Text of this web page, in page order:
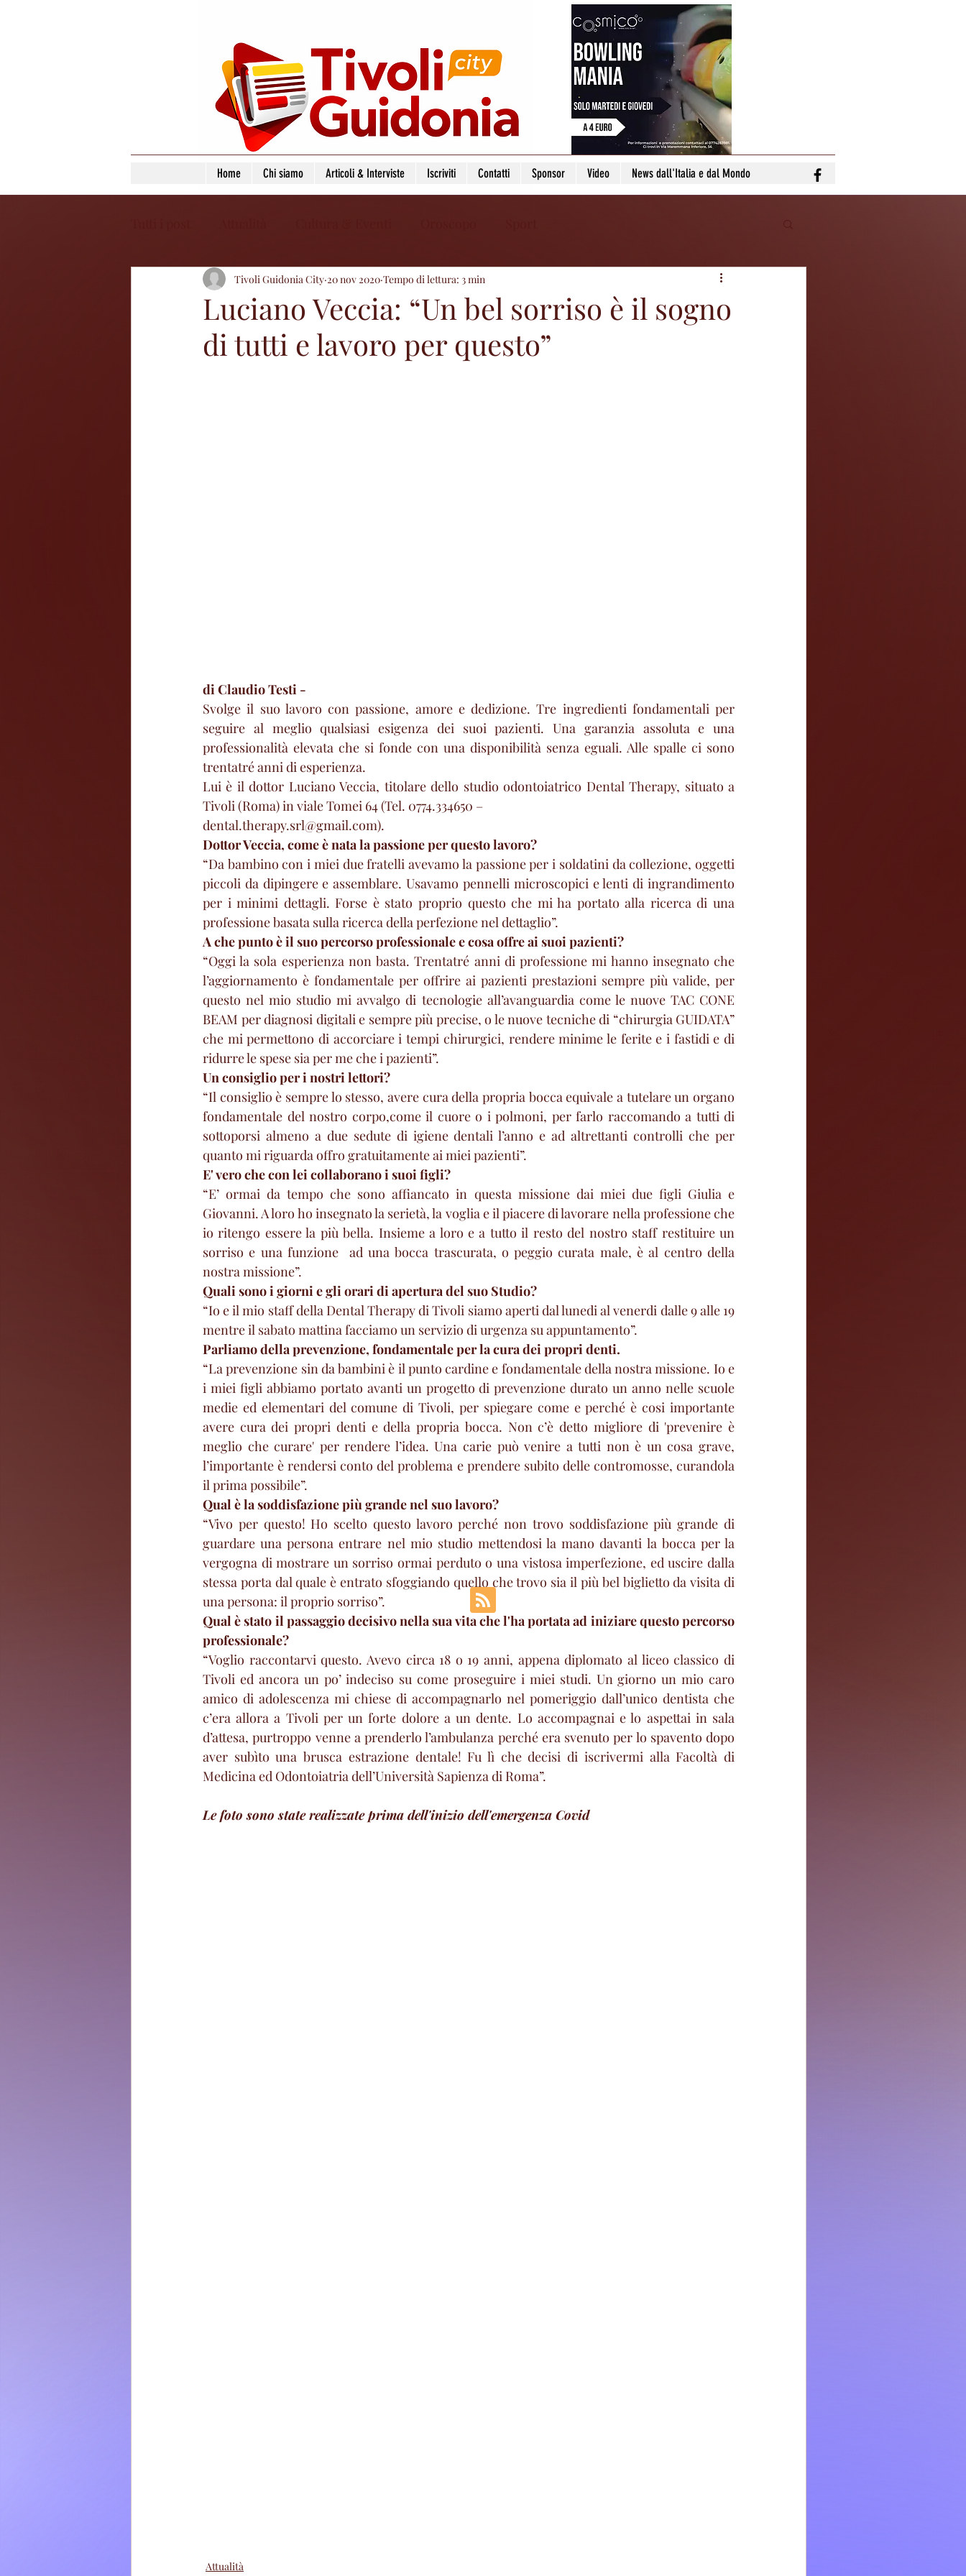
Home Chi siamo Articoli & Interviste Iscriviti Contatti Sponsor Video News dall'Italia e dal Mondo
Luciano Veccia: “Un bel sorriso è il sogno
di tutti e lavoro per questo”
Tivoli Guidonia City 20 nov 2020 Tempo di lettura: 3 min
di Claudio Testi -
Svolge il suo lavoro con passione, amore e dedizione. Tre ingredienti fondamentali per
seguire al meglio qualsiasi esigenza dei suoi pazienti. Una garanzia assoluta e una
professionalità elevata che si fonde con una disponibilità senza eguali. Alle spalle ci sono
trentatré anni di esperienza.
Lui è il dottor Luciano Veccia, titolare dello studio odontoiatrico Dental Therapy, situato a
Tivoli (Roma) in viale Tomei 64 (Tel. 0774.334650 –
dental.therapy.srl@gmail.com).
Dottor Veccia, come è nata la passione per questo lavoro?
“Da bambino con i miei due fratelli avevamo la passione per i soldatini da collezione, oggetti
piccoli da dipingere e assemblare. Usavamo pennelli microscopici e lenti di ingrandimento
per i minimi dettagli. Forse è stato proprio questo che mi ha portato alla ricerca di una
professione basata sulla ricerca della perfezione nel dettaglio”.
A che punto è il suo percorso professionale e cosa offre ai suoi pazienti?
“Oggi la sola esperienza non basta. Trentatré anni di professione mi hanno insegnato che
l’aggiornamento è fondamentale per offrire ai pazienti prestazioni sempre più valide, per
questo nel mio studio mi avvalgo di tecnologie all’avanguardia come le nuove TAC CONE
BEAM per diagnosi digitali e sempre più precise, o le nuove tecniche di “chirurgia GUIDATA”
che mi permettono di accorciare i tempi chirurgici, rendere minime le ferite e i fastidi e di
ridurre le spese sia per me che i pazienti”.
Un consiglio per i nostri lettori?
“Il consiglio è sempre lo stesso, avere cura della propria bocca equivale a tutelare un organo
fondamentale del nostro corpo,come il cuore o i polmoni, per farlo raccomando a tutti di
sottoporsi almeno a due sedute di igiene dentali l’anno e ad altrettanti controlli che per
quanto mi riguarda offro gratuitamente ai miei pazienti”.
E' vero che con lei collaborano i suoi figli?
“E’ ormai da tempo che sono affiancato in questa missione dai miei due figli Giulia e
Giovanni. A loro ho insegnato la serietà, la voglia e il piacere di lavorare nella professione che
io ritengo essere la più bella. Insieme a loro e a tutto il resto del nostro staff restituire un
sorriso e una funzione  ad una bocca trascurata, o peggio curata male, è al centro della
nostra missione”.
Quali sono i giorni e gli orari di apertura del suo Studio?
“Io e il mio staff della Dental Therapy di Tivoli siamo aperti dal lunedi al venerdi dalle 9 alle 19
mentre il sabato mattina facciamo un servizio di urgenza su appuntamento”.
Parliamo della prevenzione, fondamentale per la cura dei propri denti.
“La prevenzione sin da bambini è il punto cardine e fondamentale della nostra missione. Io e
i miei figli abbiamo portato avanti un progetto di prevenzione durato un anno nelle scuole
medie ed elementari del comune di Tivoli, per spiegare come e perché è cosi importante
avere cura dei propri denti e della propria bocca. Non c’è detto migliore di 'prevenire è
meglio che curare' per rendere l’idea. Una carie può venire a tutti non è un cosa grave,
l’importante è rendersi conto del problema e prendere subito delle contromosse, curandola
il prima possibile”.
Qual è la soddisfazione più grande nel suo lavoro?
“Vivo per questo! Ho scelto questo lavoro perché non trovo soddisfazione più grande di
guardare una persona entrare nel mio studio mettendosi la mano davanti la bocca per la
vergogna di mostrare un sorriso ormai perduto o una vistosa imperfezione, ed uscire dalla
stessa porta dal quale è entrato sfoggiando quello che trovo sia il più bel biglietto da visita di
una persona: il proprio sorriso”.
Qual è stato il passaggio decisivo nella sua vita che l'ha portata ad iniziare questo percorso
professionale?
“Voglio raccontarvi questo. Avevo circa 18 o 19 anni, appena diplomato al liceo classico di
Tivoli ed ancora un po’ indeciso su come proseguire i miei studi. Un giorno un mio caro
amico di adolescenza mi chiese di accompagnarlo nel pomeriggio dall’unico dentista che
c’era allora a Tivoli per un forte dolore a un dente. Lo accompagnai e lo aspettai in sala
d’attesa, purtroppo venne a prenderlo l’ambulanza perché era svenuto per lo spavento dopo
aver subìto una brusca estrazione dentale! Fu lì che decisi di iscrivermi alla Facoltà di
Medicina ed Odontoiatria dell’Università Sapienza di Roma”.
Le foto sono state realizzate prima dell'inizio dell'emergenza Covid
Attualità